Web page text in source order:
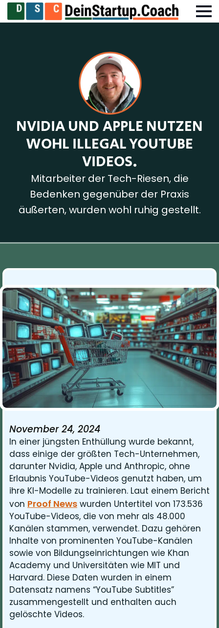
NVIDIA UND APPLE NUTZEN
WOHL ILLEGAL YOUTUBE
VIDEOS.
Mitarbeiter der Tech-Riesen, die
Bedenken gegenüber der Praxis
äußerten, wurden wohl ruhig gestellt.
November 24, 2024
In einer jüngsten Enthüllung wurde bekannt,
dass einige der größten Tech-Unternehmen,
darunter Nvidia, Apple und Anthropic, ohne
Erlaubnis YouTube-Videos genutzt haben, um
ihre KI-Modelle zu trainieren. Laut einem Bericht
von Proof News wurden Untertitel von 173.536
YouTube-Videos, die von mehr als 48.000
Kanälen stammen, verwendet. Dazu gehören
Inhalte von prominenten YouTube-Kanälen
sowie von Bildungseinrichtungen wie Khan
Academy und Universitäten wie MIT und
Harvard. Diese Daten wurden in einem
Datensatz namens “YouTube Subtitles”
zusammengestellt und enthalten auch
gelöschte Videos.